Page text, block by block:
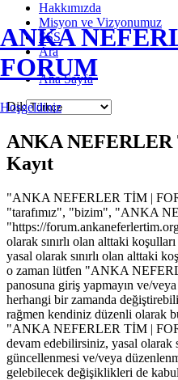
ANKA
FORUM
Hoşgeldiniz
Hakkımızda
Misyon ve Vizyonumuz
SSS
Ara
Ana Sayfa
Dil:
ANKA
Kayıt
"ANKA NEFERLER TİM |
"tarafımız", "bizim", "ANKA
"https://
olarak sınırlı olan alttaki
yasal olarak sınırlı olan alttaki
o zaman lütfen "ANKA
panosuna giriş yapmayın ve/
herhangi bir zamanda
rağmen kendiniz düzenli olarak
"ANKA NEFERLER TİM |
devam edebilirsiniz, yasal olarak
güncellenmesi ve/veya
gelebilecek değişiklikleri de kabul